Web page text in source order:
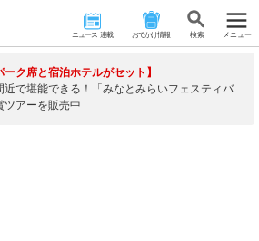
ニュース･連載 おでかけ情報 検 索 メニュー
ーク席と宿泊ホテルがセット】
近で堪能できる！「みなとみらいフェスティバ
ツアーを販売中